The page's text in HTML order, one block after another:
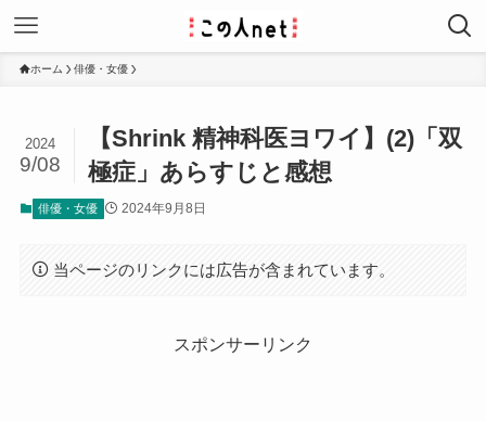
ホーム 俳優・女優
【Shrink 精神科医ヨワイ】(2)「双
極症」あらすじと感想
2024
9/08
俳優・女優 2024年9月8日
当ページのリンクには広告が含まれています。
スポンサーリンク